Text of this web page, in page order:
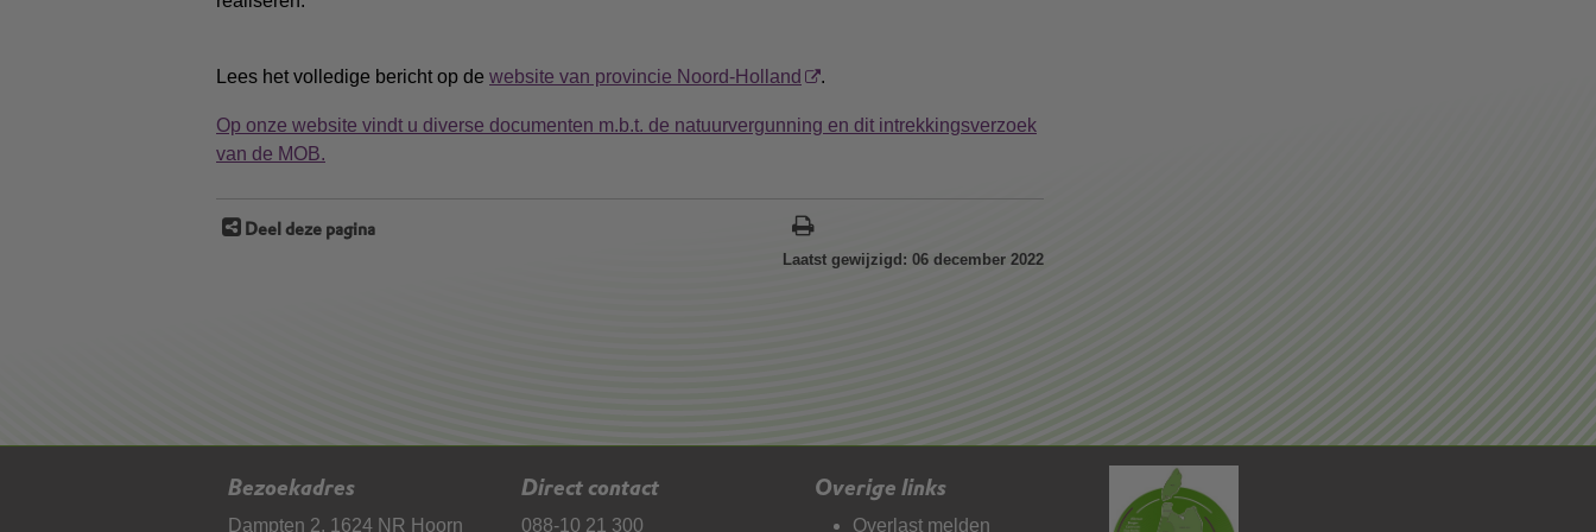
Lees het volledige bericht op de website van provincie Noord-Holland .
Op onze website vindt u diverse documenten m.b.t. de natuurvergunning en dit intrekkingsverzoek
van de MOB.
Deel deze pagina
Laatst gewijzigd: 06 december 2022
Bezoekadres
Dampten 2, 1624 NR Hoorn
Direct contact
088-10 21 300
Overige links
Overlast melden